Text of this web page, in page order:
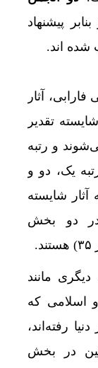
بنابر پیشنهاد
شده اند.
آثار
تقدیر
و رتبه
یک، دو و
شایسته
دو بخش
مانند
اسلامی که
رفته‌اند،
در بخش